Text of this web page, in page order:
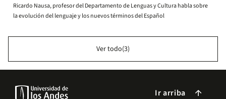
Ricardo Nausa, profesor del Departamento de Lenguas y Cultura habla sobre
la evolución del lenguaje y los nuevos términos del Español
Ver todo(3)
Ir arriba arrow_forward